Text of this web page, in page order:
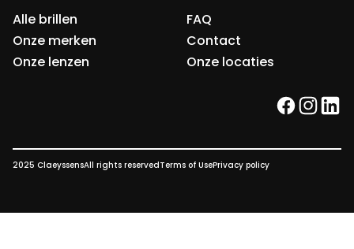
Alle brillen
Onze merken
Onze lenzen
FAQ
Contact
Onze locaties
facebook
2025 ClaeyssensAll rights reservedTerms of UsePrivacy policy